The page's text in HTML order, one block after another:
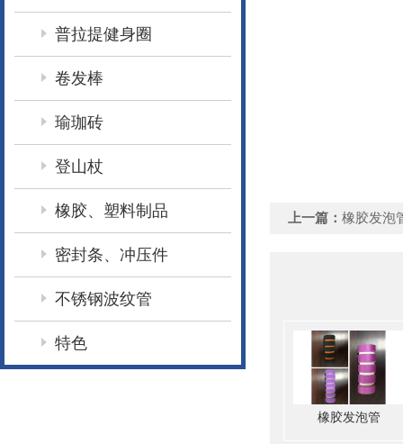
普拉提健身圈
卷发棒
瑜珈砖
登山杖
橡胶、塑料制品
密封条、冲压件
不锈钢波纹管
特色
上一篇： 橡胶发泡
橡胶发泡管